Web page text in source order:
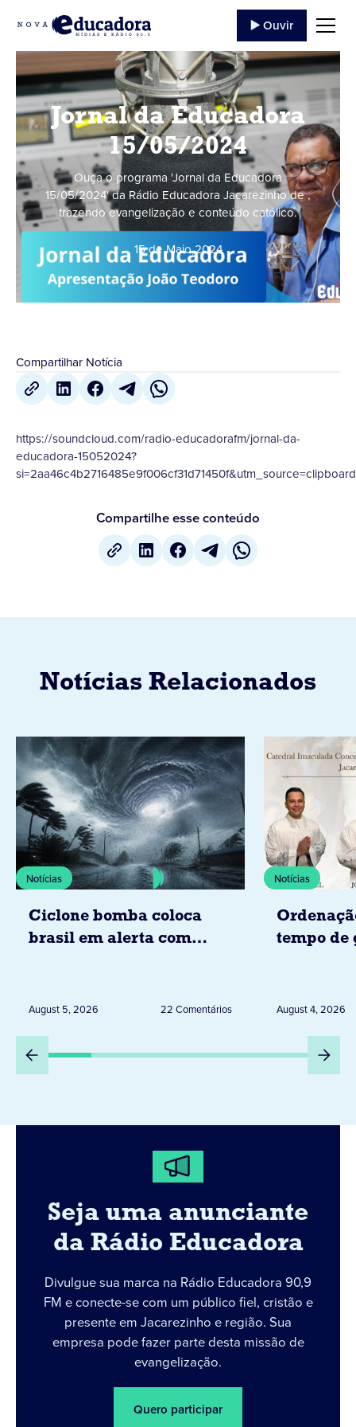
▶️ Ouvir
Jornal da Educadora
15/05/2024
Ouça o programa 'Jornal da Educadora
15/05/2024' da Rádio Educadora Jacarezinho de ,
trazendo evangelização e conteúdo católico.
15 de Maio,2024
Compartilhar Notícia
https://soundcloud.com/radio-educadorafm/jornal-da-
educadora-15052024?
Compartilhe esse conteúdo
Notícias Relacionados
Notícias
Ciclone bomba coloca
brasil em alerta com
dias 6 e 8 de agosto
August 5, 2026 22 Comentários
Notícias
tempo de
August 4, 2026
Seja uma anunciante
da Rádio Educadora
Divulgue sua marca na Rádio Educadora 90,9
FM e conecte-se com um público fiel, cristão e
presente em Jacarezinho e região. Sua
empresa pode fazer parte desta missão de
evangelização.
Quero participar